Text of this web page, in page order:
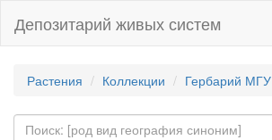
Депозитарий живых систем
Растения Коллекции Гербарий МГУ